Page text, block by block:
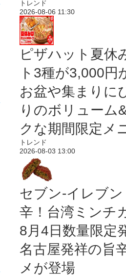
トレンド
2026-08-06 11:30
ピザハット夏休
ト3種が3,000円
お盆や集まりに
りのボリューム
クな期間限定メ
トレンド
2026-08-03 13:00
セブン-イレブン
辛！台湾ミンチ
8月4日数量限定
名古屋発祥の旨
メが登場